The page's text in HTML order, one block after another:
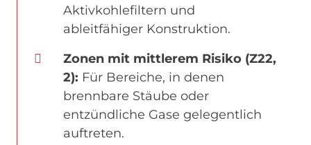
Aktivkohlefiltern und
ableitfähiger Konstruktion.
Zonen mit mittlerem Risiko (Z22,
2): Für Bereiche, in denen
brennbare Stäube oder
entzündliche Gase gelegentlich
auftreten.